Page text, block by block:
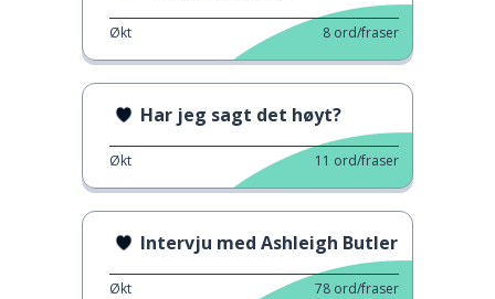
Økt 8 ord/fraser
Har jeg sagt det høyt?
Økt 11 ord/fraser
Intervju med Ashleigh Butler
Økt 78 ord/fraser